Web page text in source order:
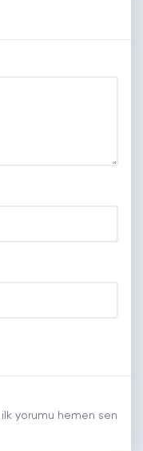
ilk yorumu hemen sen